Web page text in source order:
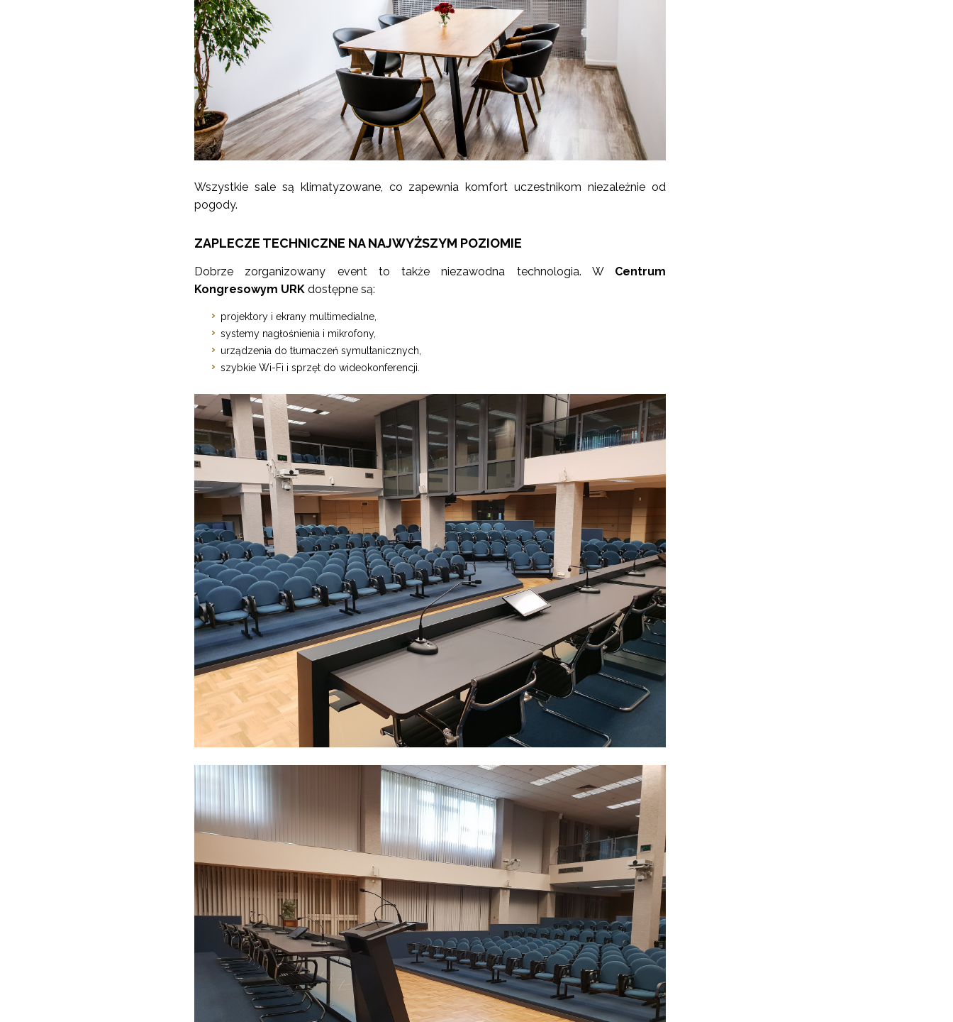
Wszystkie sale są klimatyzowane, co zapewnia komfort uczestnikom niezależnie od
pogody.
ZAPLECZE TECHNICZNE NA NAJWYŻSZYM POZIOMIE
Dobrze zorganizowany event to także niezawodna technologia. W Centrum
Kongresowym URK dostępne są:
projektory i ekrany multimedialne,
systemy nagłośnienia i mikrofony,
urządzenia do tłumaczeń symultanicznych,
szybkie Wi-Fi i sprzęt do wideokonferencji.